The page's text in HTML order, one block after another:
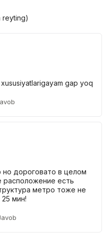
gap yoq
дороговато в целом
расположение есть
метро тоже не
мин!